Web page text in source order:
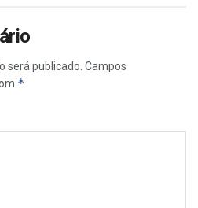
será publicado. Campos
*